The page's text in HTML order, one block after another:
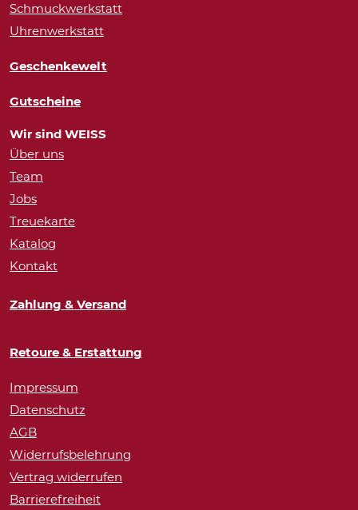
Schmuckwerkstatt
Uhrenwerkstatt
Geschenkewelt
Gutscheine
Wir sind WEISS
Über uns
Team
Jobs
Treuekarte
Katalog
Kontakt
Zahlung & Versand
Retoure & Erstattung
Impressum
Datenschutz
AGB
Widerrufsbelehrung
Vertrag widerrufen
Barrierefreiheit